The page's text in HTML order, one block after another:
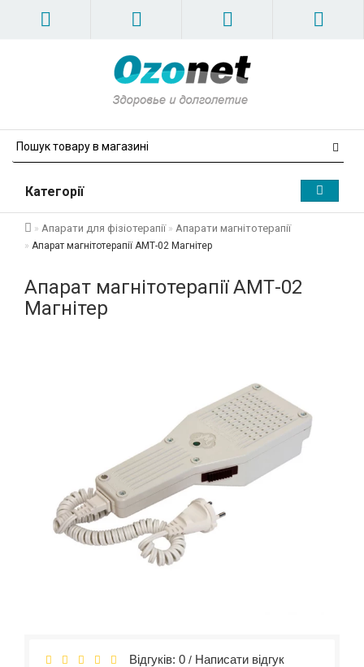
Категорії
Апарати для фізіотерапії Апарати магнітотерапії
Апарат магнітотерапії АМТ-02 Магнітер
Апарат магнітотерапії АМТ-02
Магнітер
Відгуків: 0 / Написати відгук